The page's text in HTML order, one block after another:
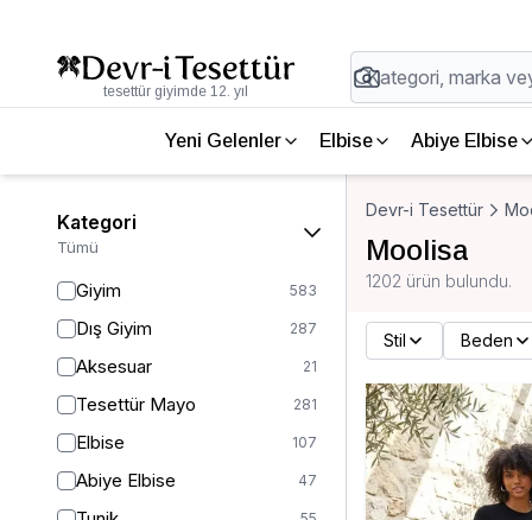
tesettür giyimde 12. yıl
Yeni Gelenler Elbise Abiye Elbise
Kategori
Tümü
Giyim 583
Dış Giyim 287
Aksesuar 21
Tesettür Mayo 281
Elbise 107
Abiye Elbise 47
Devr-i Tesettür
Moolisa
1202 ürün bulundu.
Stil Beden